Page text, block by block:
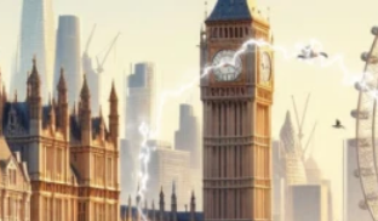
Cookie-Einstellungen